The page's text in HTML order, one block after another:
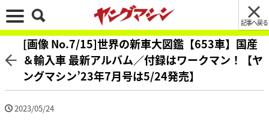
記事へ戻る
[画像 No.7/15]世界の新車大図鑑【653車】国産
＆輸入車 最新アルバム／付録はワークマン！【ヤ
ングマシン’23年7月号は5/24発売】
2023/05/24